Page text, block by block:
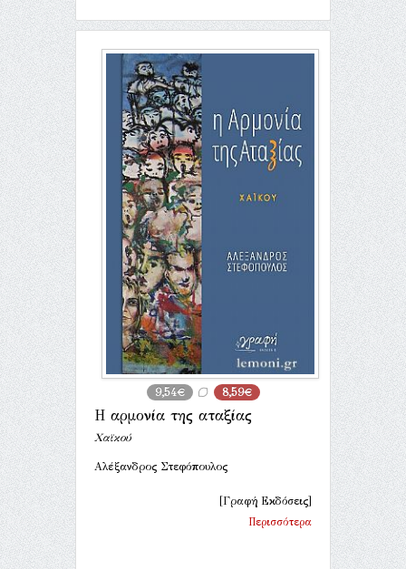
9,54€ 8,59€
Η αρμονία της αταξίας
Χαϊκού
Αλέξανδρος Στεφόπουλος
[Γραφή Εκδόσεις]
Περισσότερα